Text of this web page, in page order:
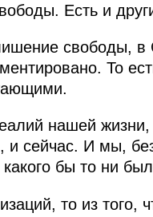
Есть и
свободы,
То
нашей жизни,
и сейчас. И мы,
бы то ни
то из